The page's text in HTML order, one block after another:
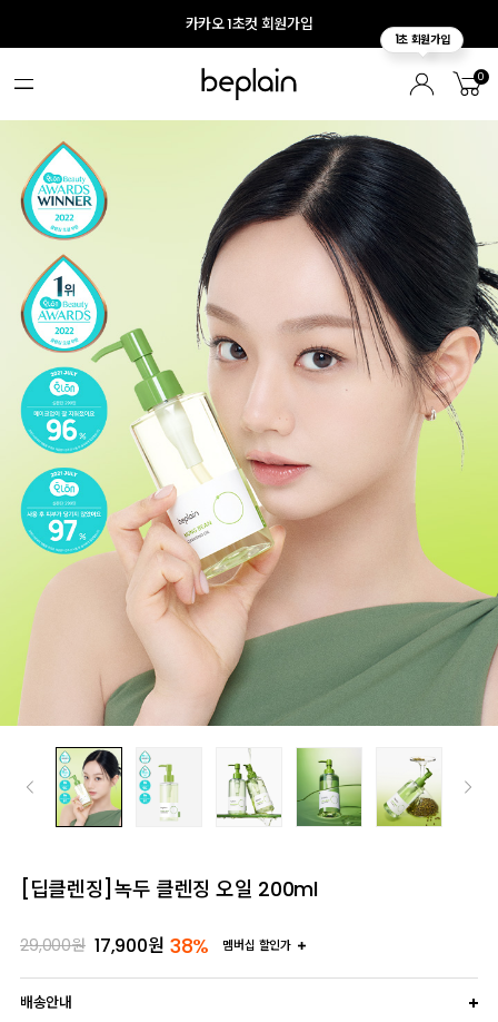
카카오 1초컷 회원가입
0
[딥클렌징]녹두 클렌징 오일 200ml
29,000원 17,900원 38% 멤버십 할인가
배송안내